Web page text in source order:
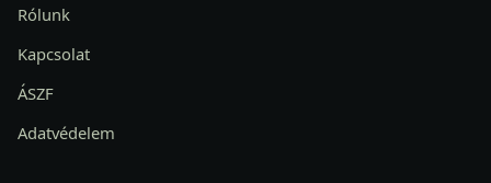
Rólunk
Kapcsolat
ÁSZF
Adatvédelem